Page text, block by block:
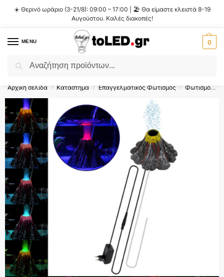
☀️ Θερινό ωράριο (3-21/8): 09:00 – 17:00 | 🏖️ Θα είμαστε κλειστά 8-19
Αυγούστου. Καλές διακοπές!
MENU 0
Flash Sale ⚡ 10% Έκπτωση με τον κωδικό
Αρχική σελίδα / Κατάστημα / Επαγγελματικός Φωτισμός / Φωτισμός Ενυδρείου